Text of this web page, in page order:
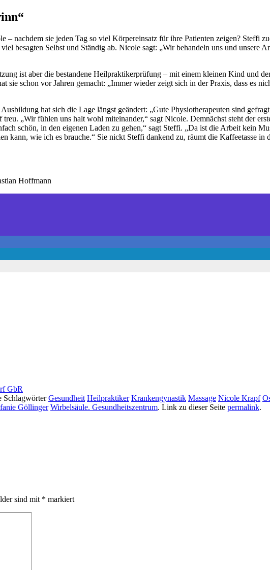
– nachdem sie jeden Tag so viel Körpereinsatz für ihre Patienten zeigen? Steffi
besagten Selbst und Ständig ab. Nicole sagt: „Wir behandeln uns und
ist aber die bestandene Heilpraktikerprüfung – mit einem kleinen Kind und
schon vor Jahren gemacht: „Immer wieder zeigt sich in der Praxis, dass es
hat sich die Lage längst geändert: „Gute Physiotherapeuten sind
„Wir fühlen uns halt wohl miteinander,“ sagt Nicole. Demnächst steht der
schön, in den eigenen Laden zu gehen,“ sagt Steffi. „Da ist die Arbeit kein
kann, wie ich es brauche.“ Sie nickt Steffi dankend zu, räumt die Kaffeetasse
Hoffmann
SchlagwörterGesundheit Heilpraktiker Krankengynastik Massage Nicole Krapf
Göllinger Wirbelsäule. Gesundheitszentrum. Link zu dieser Seite permalink.
sind mit * markiert